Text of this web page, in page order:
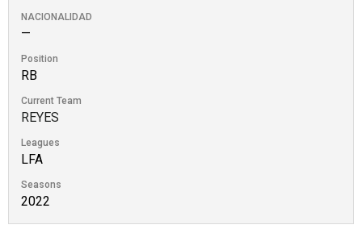
NACIONALIDAD
—
Position
RB
Current Team
REYES
Leagues
LFA
Seasons
2022